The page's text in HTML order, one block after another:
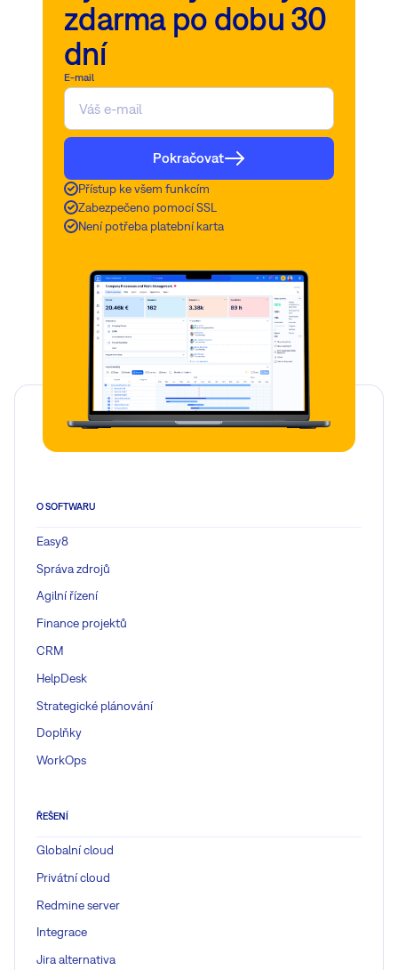
Kompatibilní sCalDAV/CardDAV
zdarma po dobu 30
dní
E-mail
Pokračovat
Přístup ke všem funkcím
Zabezpečeno pomocí SSL
Není potřeba platební karta
O SOFTWARU
Easy8
Správa zdrojů
Agilní řízení
Finance projektů
CRM
HelpDesk
Strategické plánování
Doplňky
WorkOps
ŘEŠENÍ
Globalní cloud
Privátní cloud
Redmine server
Integrace
Jira alternativa